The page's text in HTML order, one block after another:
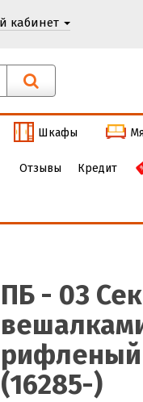
кабинет
Шкафы
Отзывы Кредит
ПБ - 03
(16285-)